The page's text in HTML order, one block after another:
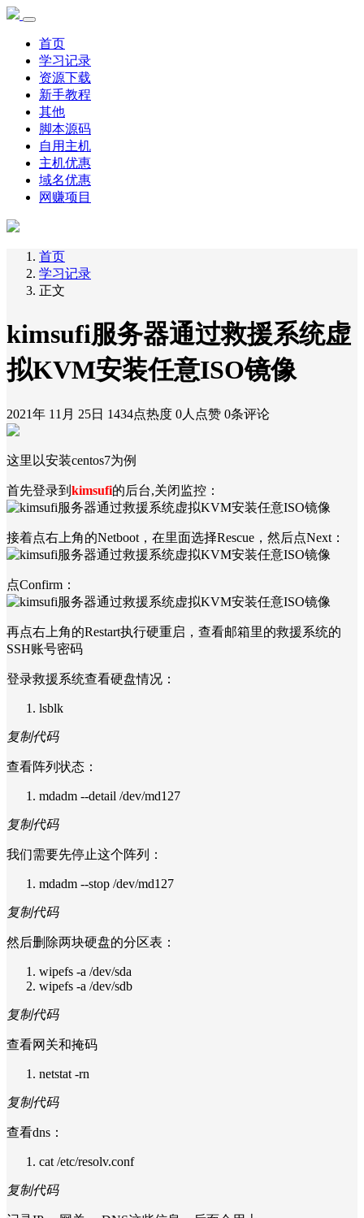
首页
学习记录
资源下载
新手教程
其他
脚本源码
自用主机
主机优惠
域名优惠
网赚项目
首页
学习记录
正文
kimsufi服务器通过救援系统虚
拟KVM安装任意ISO镜像
2021年 11月 25日 1434点热度 0人点赞 0条评论
这里以安装centos7为例
首先登录到 kimsufi的后台,关闭监控：
接着点右上角的Netboot，在里面选择Rescue，然后点Next：
点Confirm：
再点右上角的Restart执行硬重启，查看邮箱里的救援系统的
SSH账号密码
登录救援系统查看硬盘情况：
lsblk
复制代码
查看阵列状态：
mdadm --detail /dev/md127
复制代码
我们需要先停止这个阵列：
mdadm --stop /dev/md127
复制代码
然后删除两块硬盘的分区表：
wipefs -a /dev/sda
wipefs -a /dev/sdb
复制代码
查看网关和掩码
netstat -rn
复制代码
查看dns：
cat /etc/resolv.conf
复制代码